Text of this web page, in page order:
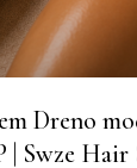
Dreno
| Swze Hair